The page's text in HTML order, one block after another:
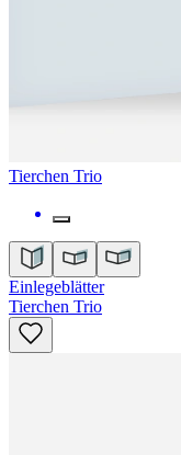
Tierchen Trio
Einlegeblätter
Tierchen Trio